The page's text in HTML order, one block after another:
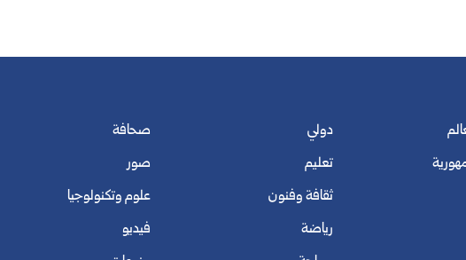
دولي
تعليم
ثقافة وفنون
رياضة
صحافة
صور
علوم وتكنولوجيا
فيديو